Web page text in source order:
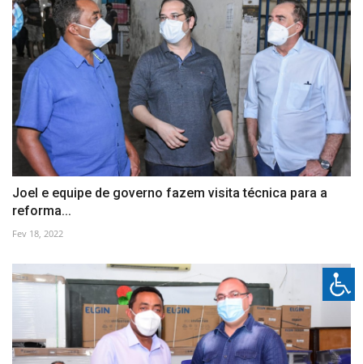
Joel e equipe de governo fazem visita técnica para a
reforma...
Fev 18, 2022